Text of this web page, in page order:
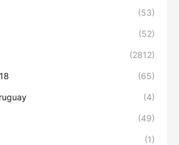
(53)
(52)
(2812)
(65)
(4)
(49)
(1)